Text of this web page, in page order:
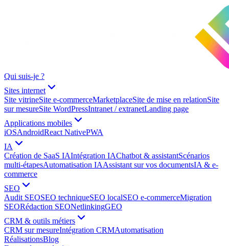
Qui suis-je ?
Sites internet
Site vitrineSite e-commerceMarketplaceSite de mise en relationSite
sur mesureSite WordPressIntranet / extranetLanding page
Applications mobiles
iOSAndroidReact NativePWA
IA
Création de SaaS IAIntégration IAChatbot & assistantScénarios
multi-étapesAutomatisation IAAssistant sur vos documentsIA & e-
commerce
SEO
Audit SEOSEO techniqueSEO localSEO e-commerceMigration
SEORédaction SEONetlinkingGEO
CRM & outils métiers
CRM sur mesureIntégration CRMAutomatisation
RéalisationsBlog